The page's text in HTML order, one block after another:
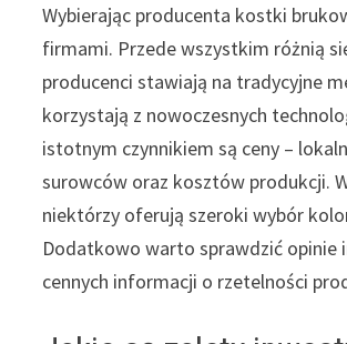
Wybierając producenta kostki
firmami. Przede wszystkim różnią
producenci stawiają na tradycyjne
korzystają z nowoczesnych
istotnym czynnikiem są ceny –
surowców oraz kosztów produkcji.
niektórzy oferują szeroki wybór
Dodatkowo warto sprawdzić opinie
cennych informacji o rzetelności